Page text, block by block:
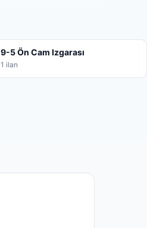
9-5 Ön Cam Izgarası
1 ilan